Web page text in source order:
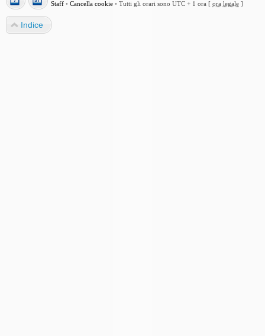
Staff • Cancella cookie • Tutti gli orari sono UTC + 1 ora [ ora legale ]
Indice